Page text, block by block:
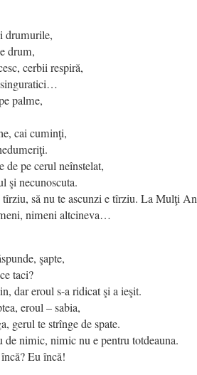
drumurile,
drum,
cerbii respiră,
palme,
cai cuminţi,
de pe cerul neînstelat,
şi necunoscuta.
tîrziu, să nu te ascunzi e tîrziu. La Mulţi
nimeni altcineva…
şapte,
taci?
dar eroul s-a ridicat şi a ieşit.
eroul – sabia,
gerul te strînge de spate.
de nimic, nimic nu e pentru totdeauna.
Eu încă!